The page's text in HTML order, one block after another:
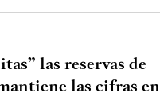
las reservas de
las cifras en